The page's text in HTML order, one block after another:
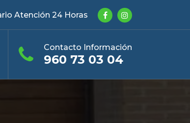
Atención 24 Horas
Contacto Información
960 73 03 04